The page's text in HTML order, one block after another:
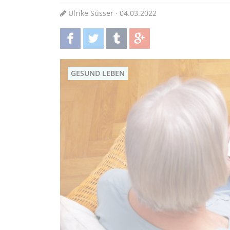
Ulrike Süsser · 04.03.2022
teilentwittern teilen teilen
GESUND LEBEN